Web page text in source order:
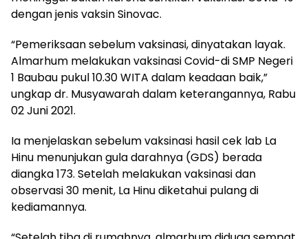
dengan jenis vaksin Sinovac.
“Pemeriksaan sebelum vaksinasi, dinyatakan layak.
Almarhum melakukan vaksinasi Covid-di SMP Negeri
1 Baubau pukul 10.30 WITA dalam keadaan baik,”
ungkap dr. Musyawarah dalam keterangannya, Rabu
02 Juni 2021.
Ia menjelaskan sebelum vaksinasi hasil cek lab La
Hinu menunjukan gula darahnya (GDS) berada
diangka 173. Setelah melakukan vaksinasi dan
observasi 30 menit, La Hinu diketahui pulang di
kediamannya.